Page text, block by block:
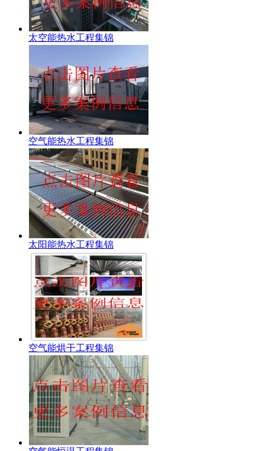
太空能热水工程集锦
空气能热水工程集锦
太阳能热水工程集锦
空气能烘干工程集锦